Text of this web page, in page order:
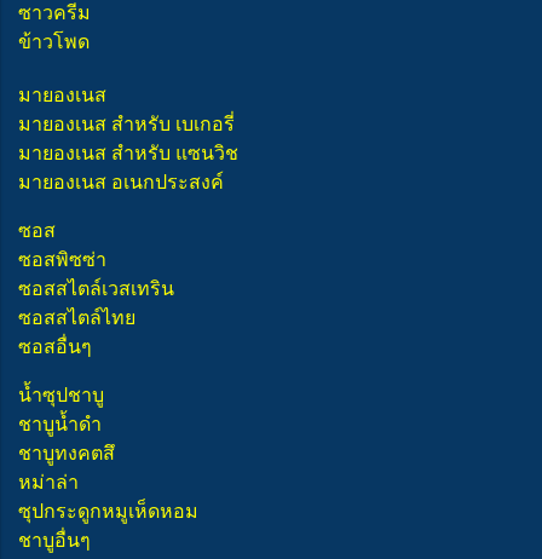
ซาวครีม
ข้าวโพด
มายองเนส
มายองเนส สำหรับ เบเกอรี่
มายองเนส สำหรับ แซนวิช
มายองเนส อเนกประสงค์
ซอส
ซอสพิซซ่า
ซอสสไตล์เวสเทริน
ซอสสไตล์ไทย
ซอสอื่นๆ
น้ำซุปชาบู
ชาบูน้ำดำ
ชาบูทงคตสึ
หม่าล่า
ซุปกระดูกหมูเห็ดหอม
ชาบูอื่นๆ